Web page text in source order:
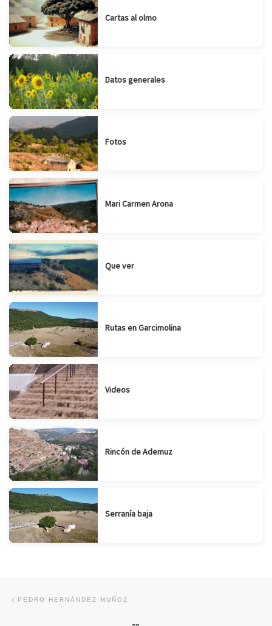
Cartas al olmo
Datos generales
Fotos
Mari Carmen Arona
Que ver
Rutas en Garcimolina
Videos
Rincón de Ademuz
Serranía baja
Navegación de entradas
PEDRO HERNÁNDEZ MUÑOZ